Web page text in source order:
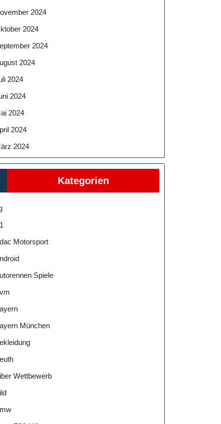
2024
2024
2024
2024
2024
2024
2024
2024
2024
Kategorien
Motorsport
Spiele
München
Wettbewerb